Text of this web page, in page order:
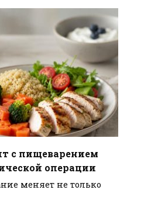
с пищеварением
операции
меняет не только